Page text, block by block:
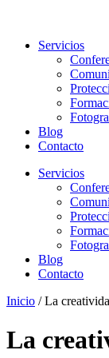
Servicios
Blog
Contacto
Servicios
Blog
Contacto
Inicio /La
La